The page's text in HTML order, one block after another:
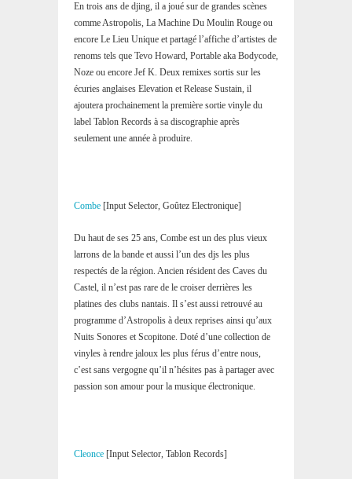
En trois ans de djing, il a joué sur de grandes scènes
comme Astropolis, La Machine Du Moulin Rouge ou
encore Le Lieu Unique et partagé l’affiche d’artistes de
renoms tels que Tevo Howard, Portable aka Bodycode,
Noze ou encore Jef K. Deux remixes sortis sur les
écuries anglaises Elevation et Release Sustain, il
ajoutera prochainement la première sortie vinyle du
label Tablon Records à sa discographie après
seulement une année à produire.
Combe [Input Selector, Goûtez Electronique]
Du haut de ses 25 ans, Combe est un des plus vieux
larrons de la bande et aussi l’un des djs les plus
respectés de la région. Ancien résident des Caves du
Castel, il n’est pas rare de le croiser derrières les
platines des clubs nantais. Il s’est aussi retrouvé au
programme d’Astropolis à deux reprises ainsi qu’aux
Nuits Sonores et Scopitone. Doté d’une collection de
vinyles à rendre jaloux les plus férus d’entre nous,
c’est sans vergogne qu’il n’hésites pas à partager avec
passion son amour pour la musique électronique.
Cleonce [Input Selector, Tablon Records]